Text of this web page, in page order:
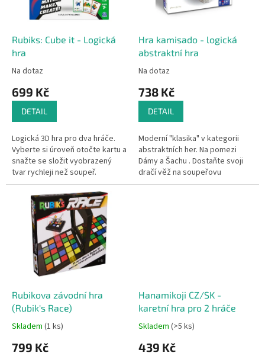
Rubiks: Cube it - Logická
hra
Na dotaz
699 Kč
DETAIL
Logická 3D hra pro dva hráče.
Vyberte si úroveň otočte kartu a
snažte se složit vyobrazený
tvar rychleji než soupeř.
Hra kamisado - logická
abstraktní hra
Na dotaz
738 Kč
DETAIL
Moderní "klasika" v kategorii
abstraktních her. Na pomezi
Dámy a Šachu . Dostaňte svoji
dračí věž na soupeřovu
domovskou línii. Determinujte
Rubikova závodní hra
(Rubik's Race)
Skladem (1 ks)
799 Kč
Hanamikoji CZ/SK -
karetní hra pro 2 hráče
Skladem (>5 ks)
439 Kč